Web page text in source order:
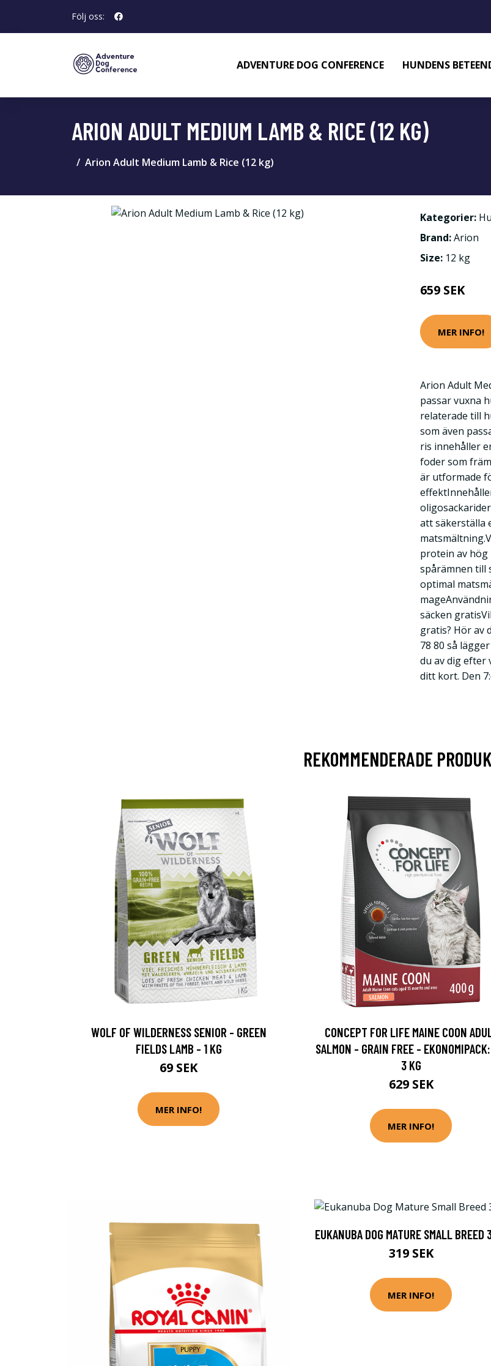
Följ oss:
ADVENTURE DOG CONFERENCE HUNDENS
ARION ADULT MEDIUM LAMB & RICE (12 KG)
Arion Adult Medium Lamb & Rice (12 kg)
Kategorier:
Brand:Arion
Size: 12 kg
659 SEK
MER INFO!
Arion Adult
passar vuxna
relaterade till
som även
ris innehåller
foder som
är utformade
att säkerställa
protein av hög
spårämnen till
optimal
säcken
gratis? Hör av
78 80 så
du av dig efter
ditt kort. Den
REKOMMENDERADE
WOLF OF WILDERNESS SENIOR - GREEN
FIELDS LAMB - 1 KG
69 SEK
MER INFO!
CONCEPT FOR LIFE MAINE COON
SALMON - GRAIN FREE -
3 KG
629 SEK
MER INFO!
EUKANUBA DOG MATURE SMALL BREED
319 SEK
MER INFO!